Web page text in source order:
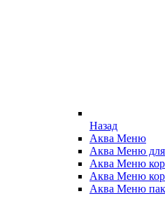
Назад
Аква Меню
Аква Меню
Аква Меню
Аква Меню
Аква Меню